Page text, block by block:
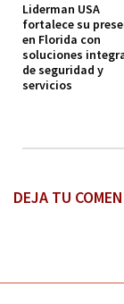
Liderman USA
fortalece su
en Florida con
soluciones
de seguridad y
servicios
DEJA TU